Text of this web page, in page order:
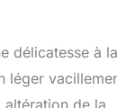
délicatesse à la
léger